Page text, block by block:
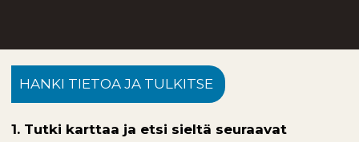
HANKI TIETOA JA TULKITSE
1. Tutki karttaa ja etsi sieltä seuraavat